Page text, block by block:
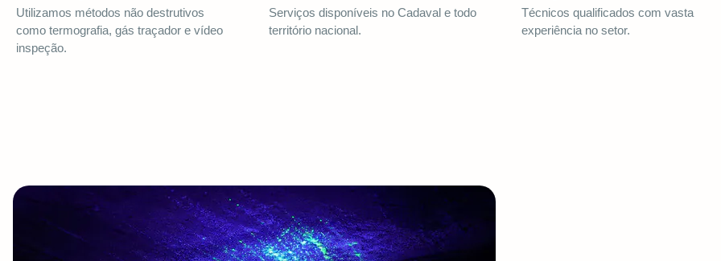
Utilizamos métodos não destrutivos
como termografia, gás traçador e vídeo
inspeção.
Serviços disponíveis no Cadaval e todo
território nacional.
Técnicos qualificados com vasta
experiência no setor.